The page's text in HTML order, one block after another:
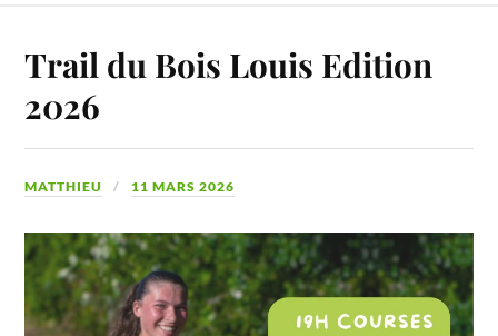
Trail du Bois Louis Edition
2026
MATTHIEU 11 MARS 2026